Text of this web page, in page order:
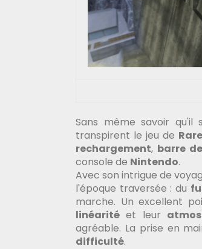
Sans même savoir qu'il
transpirent le jeu de Rare
rechargement, barre
console de Nintendo.
Avec son intrigue de
l'époque traversée : du
marche. Un excellent
linéarité et leur
agréable. La prise en
difficulté.